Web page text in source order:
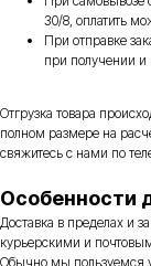
30/8, оплатить
При отправке
при получении и
Отгрузка товара
полном размере на
свяжитесь с нами по
Особенности
Доставка в пределах и
курьерскими и
Обычно мы пользуемся